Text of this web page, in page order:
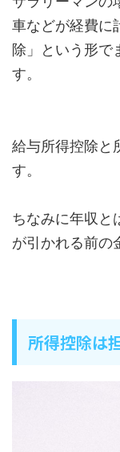
車などが経費に
除」という形で
す。
給与所得控除と
す。
ちなみに年収と
が引かれる前の
所得控除は